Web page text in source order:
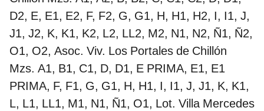
D2, E, E1, E2, F, F2, G, G1, H, H1, H2, I, I1, J,
J1, J2, K, K1, K2, L2, LL2, M2, N1, N2, Ñ1, Ñ2,
O1, O2, Asoc. Viv. Los Portales de Chillón
Mzs. A1, B1, C1, D, D1, E PRIMA, E1, E1
PRIMA, F, F1, G, G1, H, H1, I, I1, J, J1, K, K1,
L, L1, LL1, M1, N1, Ñ1, O1, Lot. Villa Mercedes